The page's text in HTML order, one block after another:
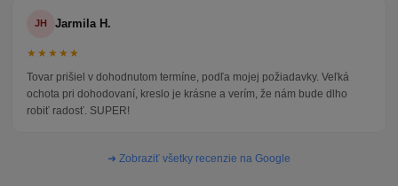
JH Jarmila H.
★★★★★
Tovar prišiel v dohodnutom termíne, podľa mojej požiadavky. Veľká
ochota pri dohodovaní, kreslo je krásne a verím, že nám bude dlho
robiť radosť. SUPER!
➜ Zobraziť všetky recenzie na Google